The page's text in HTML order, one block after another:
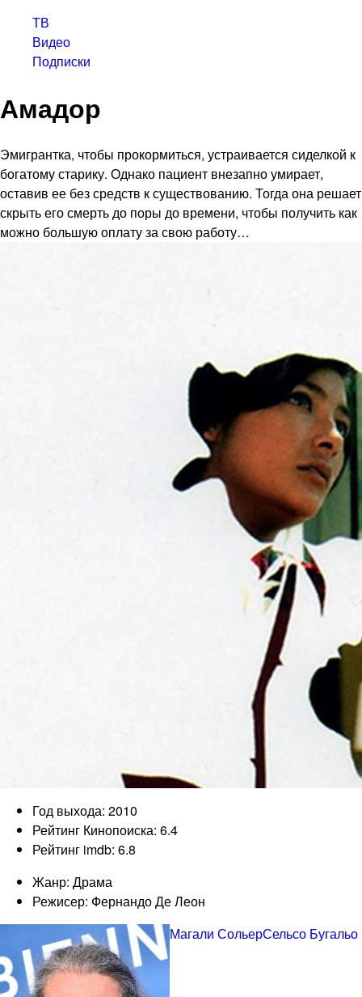
ТВ
Видео
Подписки
Амадор
Эмигрантка, чтобы прокормиться, устраивается сиделкой к
богатому старику. Однако пациент внезапно умирает,
оставив ее без средств к существованию. Тогда она решает
скрыть его смерть до поры до времени, чтобы получить как
можно большую оплату за свою работу…
Год выхода: 2010
Рейтинг Кинопоиска: 6.4
Рейтинг imdb: 6.8
Жанр: Драма
Режисер: Фернандо Де Леон
Магали СольерСельсо Бугальо